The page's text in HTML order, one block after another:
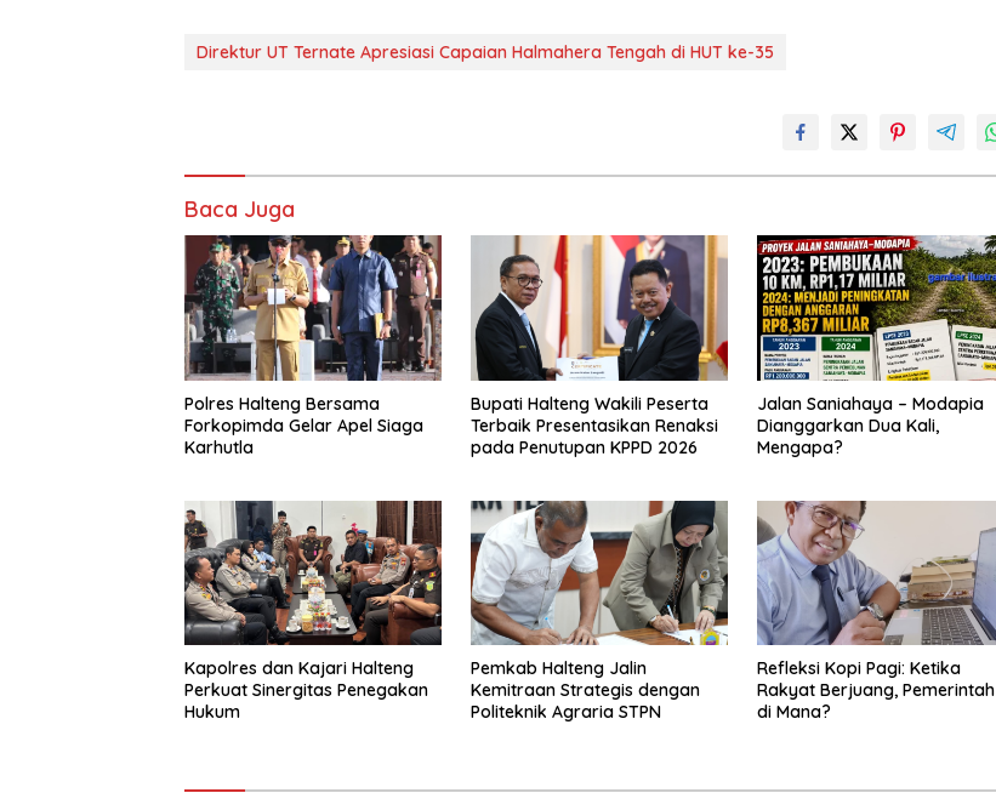
Direktur UT Ternate Apresiasi Capaian Halmahera Tengah di HUT ke-35
Baca Juga
Polres Halteng Bersama
Forkopimda Gelar Apel Siaga
Karhutla
Bupati Halteng Wakili Peserta
Terbaik Presentasikan Renaksi
pada Penutupan KPPD 2026
Jalan Saniahaya – Modapia
Dianggarkan Dua Kali,
Mengapa?
Kapolres dan Kajari Halteng
Perkuat Sinergitas Penegakan
Hukum
Pemkab Halteng Jalin
Kemitraan Strategis dengan
Politeknik Agraria STPN
Refleksi Kopi Pagi: Ketika
Rakyat Berjuang, Pemerintah
di Mana?